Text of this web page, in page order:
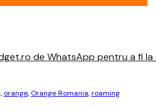
de WhatsApp pentru a fi
, orange, Orange Romania,roaming